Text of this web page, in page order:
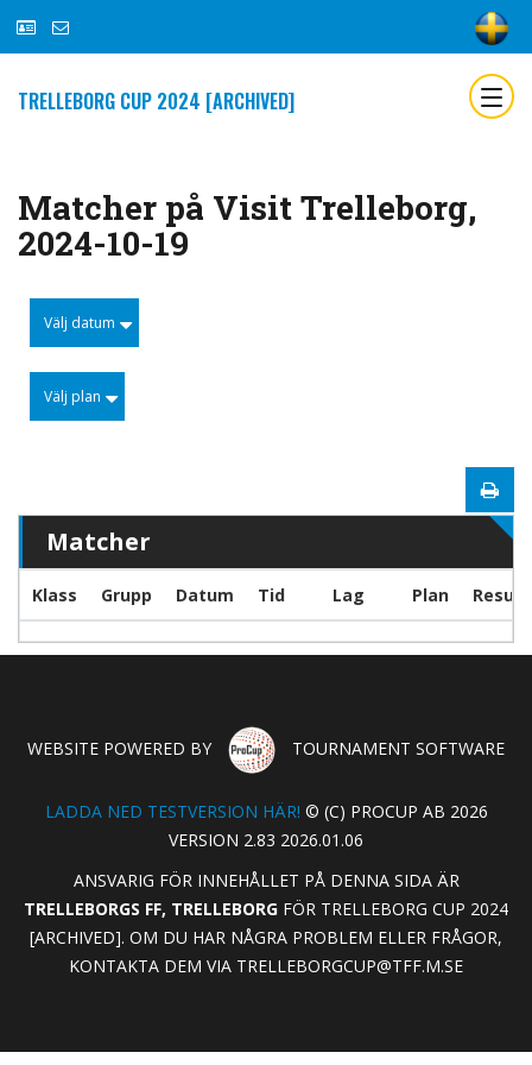
TRELLEBORG CUP 2024 [ARCHIVED]
Matcher på Visit Trelleborg,
2024-10-19
Välj datum
Välj plan
Matcher
Klass Grupp Datum Tid Lag Plan
WEBSITE POWERED BY TOURNAMENT SOFTWARE
LADDA NED TESTVERSION HÄR! © (C) PROCUP AB 2026
VERSION 2.83 2026.01.06
ANSVARIG FÖR INNEHÅLLET PÅ DENNA SIDA ÄR
TRELLEBORGS FF, TRELLEBORG FÖR TRELLEBORG CUP 2024
[ARCHIVED]. OM DU HAR NÅGRA PROBLEM ELLER FRÅGOR,
KONTAKTA DEM VIA TRELLEBORGCUP@TFF.M.SE